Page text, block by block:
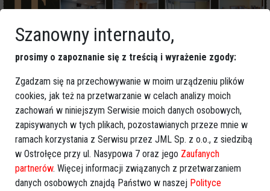
tymczasowy areszt,zażalenie,obrońca z urzędu
Szanowny internauto,
prosimy o zapoznanie się z treścią i wyrażenie zgody:
Zgadzam się na przechowywanie w moim urządzeniu plików
cookies, jak też na przetwarzanie w celach analizy moich
zachowań w niniejszym Serwisie moich danych osobowych,
zapisywanych w tych plikach, pozostawianych przeze mnie w
ramach korzystania z Serwisu przez JML Sp. z o.o., z siedzibą
w Ostrołęce przy ul. Nasypowa 7 oraz jego Zaufanych
partnerów. Więcej informacji związanych z przetwarzaniem
danych osobowych znajdą Państwo w naszej Polityce